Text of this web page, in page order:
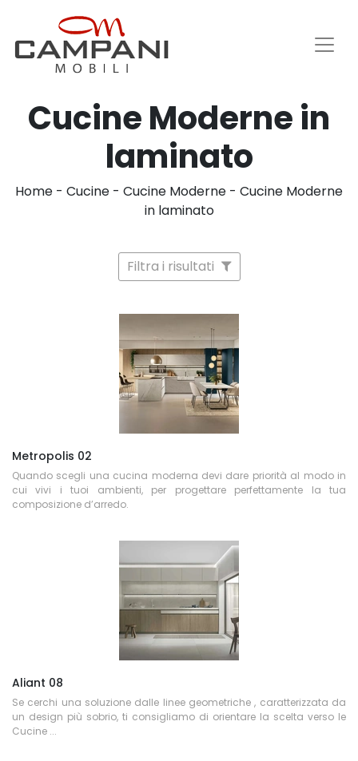
Cucine Moderne in
laminato
Home - Cucine - Cucine Moderne - Cucine Moderne
in laminato
Filtra i risultati
Metropolis 02
Quando scegli una cucina moderna devi dare priorità al modo in
cui vivi i tuoi ambienti, per progettare perfettamente la tua
composizione d’arredo.
Aliant 08
Se cerchi una soluzione dalle linee geometriche , caratterizzata da
un design più sobrio, ti consigliamo di orientare la scelta verso le
Cucine ...